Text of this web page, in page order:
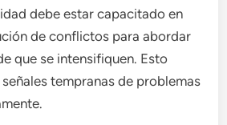
debe estar capacitado en
de conflictos para abordar
que se intensifiquen. Esto
tempranas de problemas